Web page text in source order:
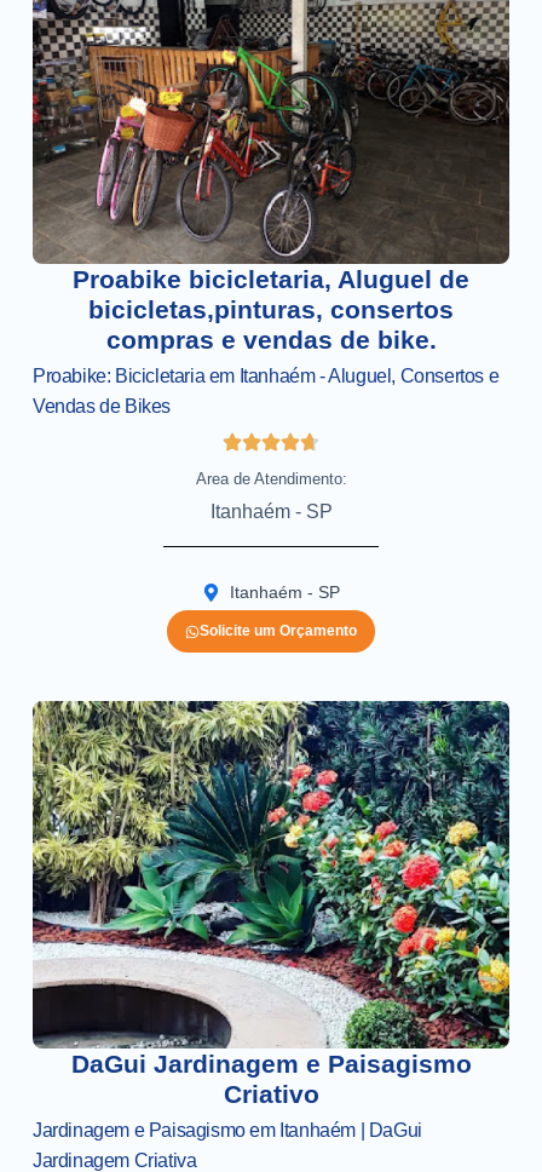
Proabike bicicletaria, Aluguel de
bicicletas,pinturas, consertos
compras e vendas de bike.
Proabike: Bicicletaria em Itanhaém - Aluguel, Consertos e
Vendas de Bikes
Area de Atendimento:
Itanhaém - SP
Itanhaém - SP
Solicite um Orçamento
DaGui Jardinagem e Paisagismo
Criativo
Jardinagem e Paisagismo em Itanhaém | DaGui
Jardinagem Criativa